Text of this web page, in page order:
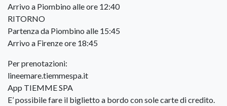
Arrivo a Piombino alle ore 12:40
RITORNO
Partenza da Piombino alle 15:45
Arrivo a Firenze ore 18:45
Per prenotazioni:
lineemare.tiemmespa.it
App TIEMME SPA
E’ possibile fare il biglietto a bordo con sole carte di credito.